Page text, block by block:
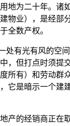
地为二十年。诸
物业），是经部
全数产权。
有光有风的空
，但打点时须提
所有）和劳动群
它是暗示一个建
的经销商正在